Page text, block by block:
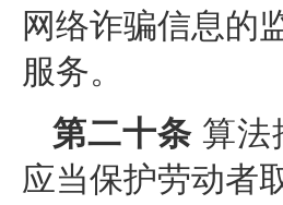
网络诈骗信息的
服务。
第二十条 算法
应当保护劳动者